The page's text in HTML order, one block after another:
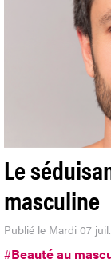
Le
masculine
Publié le Mardi 07
#Beauté au